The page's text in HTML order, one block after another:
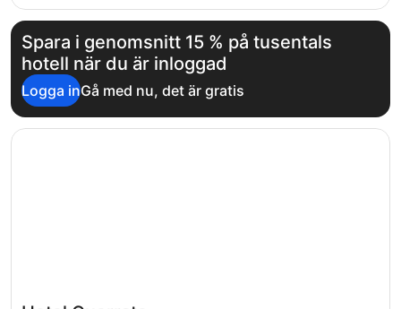
Spara i genomsnitt 15 % på tusentals
hotell när du är inloggad
Logga inGå med nu, det är gratis
Öppnas i ett nytt fönster
Hotel Guerrato